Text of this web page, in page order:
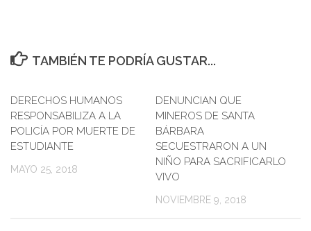
TAMBIÉN TE PODRÍA GUSTAR...
DERECHOS HUMANOS
RESPONSABILIZA A LA
POLICÍA POR MUERTE DE
ESTUDIANTE
MAYO 25, 2018
DENUNCIAN QUE
MINEROS DE SANTA
BÁRBARA
SECUESTRARON A UN
NIÑO PARA SACRIFICARLO
VIVO
NOVIEMBRE 9, 2018